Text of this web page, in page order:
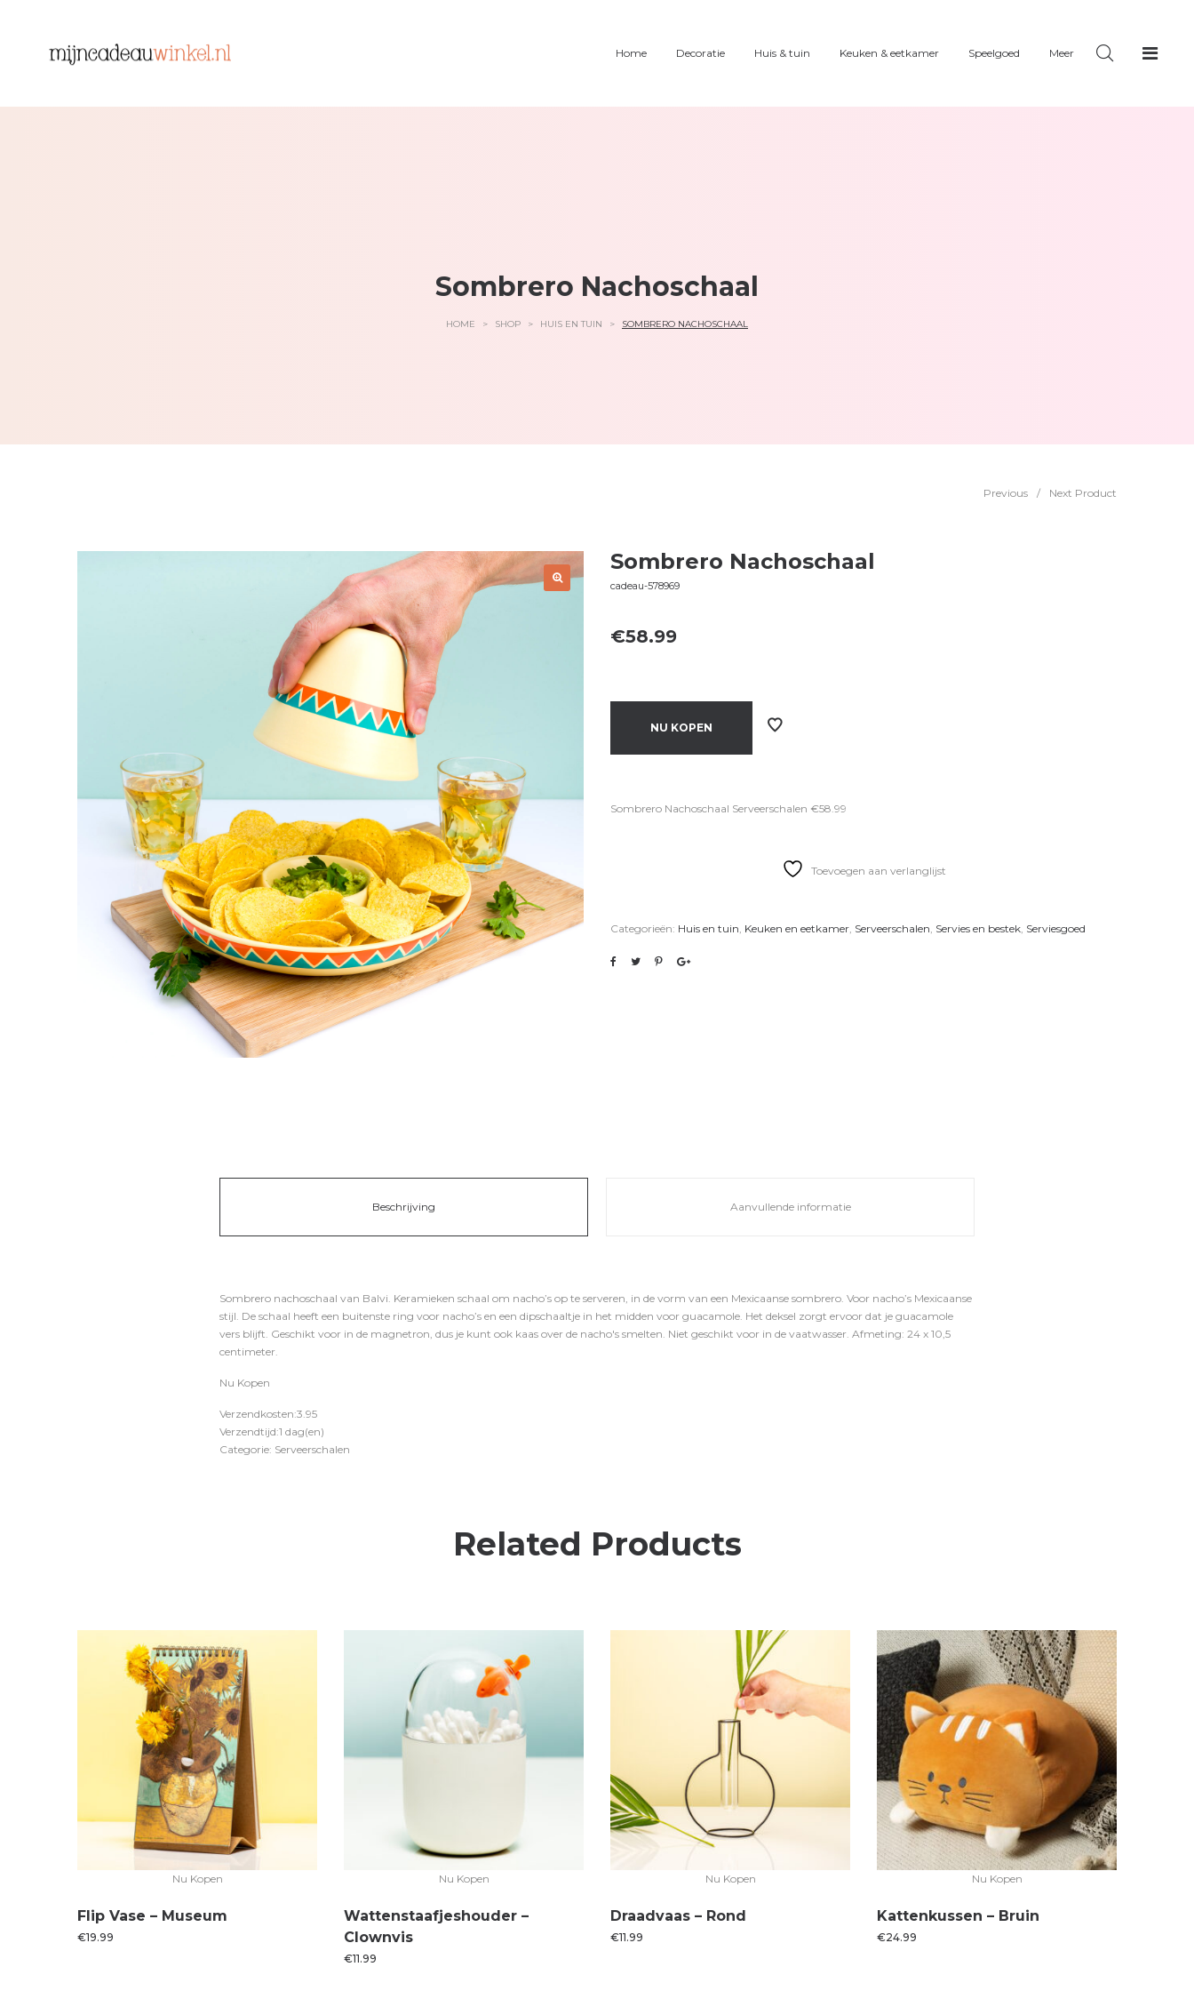
Home Decoratie Huis & tuin Keuken & eetkamer Speelgoed Meer
Sombrero Nachoschaal
HOME > SHOP > HUIS EN TUIN > SOMBRERO NACHOSCHAAL
Previous / Next Product
Sombrero Nachoschaal
cadeau-578969
€58.99
NU KOPEN
Sombrero Nachoschaal Serveerschalen €58.99
Toevoegen aan verlanglijst
Categorieën: Huis en tuin, Keuken en eetkamer, Serveerschalen, Servies en bestek, Serviesgoed
Beschrijving Aanvullende informatie
Sombrero nachoschaal van Balvi. Keramieken schaal om nacho’s op te serveren, in de vorm van een Mexicaanse sombrero. Voor nacho’s Mexicaanse
stijl. De schaal heeft een buitenste ring voor nacho’s en een dipschaaltje in het midden voor guacamole. Het deksel zorgt ervoor dat je guacamole
vers blijft. Geschikt voor in de magnetron, dus je kunt ook kaas over de nacho's smelten. Niet geschikt voor in de vaatwasser. Afmeting: 24 x 10,5
centimeter.
Nu Kopen
Verzendkosten:3.95
Verzendtijd:1 dag(en)
Categorie: Serveerschalen
Related Products
Nu Kopen
Flip Vase – Museum
€19.99
Nu Kopen
Wattenstaafjeshouder –
Clownvis
€11.99
Nu Kopen
Draadvaas – Rond
€11.99
Nu Kopen
Kattenkussen – Bruin
€24.99